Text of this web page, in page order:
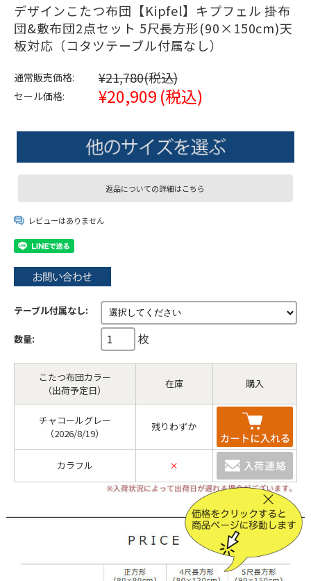
デザインこたつ布団【Kipfel】キプフェル 掛布
団&敷布団2点セット 5尺長方形(90×150cm)天
板対応（コタツテーブル付属なし）
通常販売価格: ¥21,780(税込)
セール価格: ¥20,909 (税込)
返品についての詳細はこちら
レビューはありません
テーブル付属なし:
数量: 枚
こたつ布団カラー
（出荷予定日）
在庫 購入
チャコールグレー
（2026/8/19）
残りわずか
カラフル ×